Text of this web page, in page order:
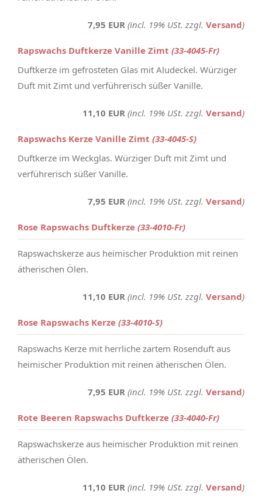
7,95 EUR (incl. 19% USt. zzgl. Versand)
Rapswachs Duftkerze Vanille Zimt (33-4045-Fr)
Duftkerze im gefrosteten Glas mit Aludeckel. Würziger
Duft mit Zimt und verführerisch süßer Vanille.
11,10 EUR (incl. 19% USt. zzgl. Versand)
Rapswachs Kerze Vanille Zimt (33-4045-S)
Duftkerze im Weckglas. Würziger Duft mit Zimt und
verführerisch süßer Vanille.
7,95 EUR (incl. 19% USt. zzgl. Versand)
Rose Rapswachs Duftkerze (33-4010-Fr)
Rapswachskerze aus heimischer Produktion mit reinen
ätherischen Ölen.
11,10 EUR (incl. 19% USt. zzgl. Versand)
Rose Rapswachs Kerze (33-4010-S)
Rapswachs Kerze mit herrliche zartem Rosenduft aus
heimischer Produktion mit reinen ätherischen Ölen.
7,95 EUR (incl. 19% USt. zzgl. Versand)
Rote Beeren Rapswachs Duftkerze (33-4040-Fr)
Rapswachskerze aus heimischer Produktion mit reinen
ätherischen Ölen.
11,10 EUR (incl. 19% USt. zzgl. Versand)